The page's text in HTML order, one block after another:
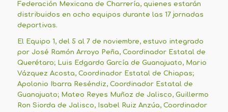
Federación Mexicana de Charrería, quienes estarán
distribuidos en ocho equipos durante las 17 jornadas
deportivas.
El Equipo 1, del 5 al 7 de noviembre, estuvo integrado
por José Ramón Arroyo Peña, Coordinador Estatal de
Querétaro; Luis Edgardo García de Guanajuato, Mario
Vázquez Acosta, Coordinador Estatal de Chiapas;
Apolonio Ibarra Reséndiz, Coordinador Estatal de
Guanajuato; Mateo Reyes Muñoz de Jalisco, Guillermo
Ron Siorda de Jalisco, Isabel Ruiz Anzúa, Coordinador